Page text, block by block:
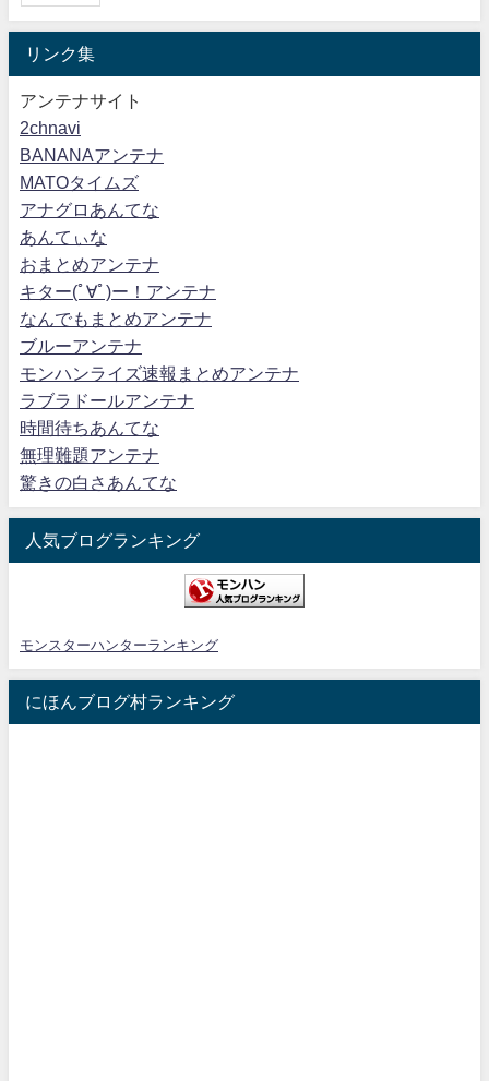
リンク集
アンテナサイト
2chnavi
BANANAアンテナ
MATOタイムズ
アナグロあんてな
あんてぃな
おまとめアンテナ
キター(ﾟ∀ﾟ)ー！アンテナ
なんでもまとめアンテナ
ブルーアンテナ
モンハンライズ速報まとめアンテナ
ラブラドールアンテナ
時間待ちあんてな
無理難題アンテナ
驚きの白さあんてな
人気ブログランキング
モンスターハンターランキング
にほんブログ村ランキング